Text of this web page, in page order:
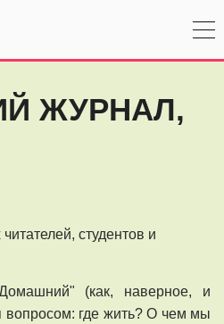
ЖУРНАЛ,
студентов и
(как, наверное, и
вопросом: где жить? О чем мы